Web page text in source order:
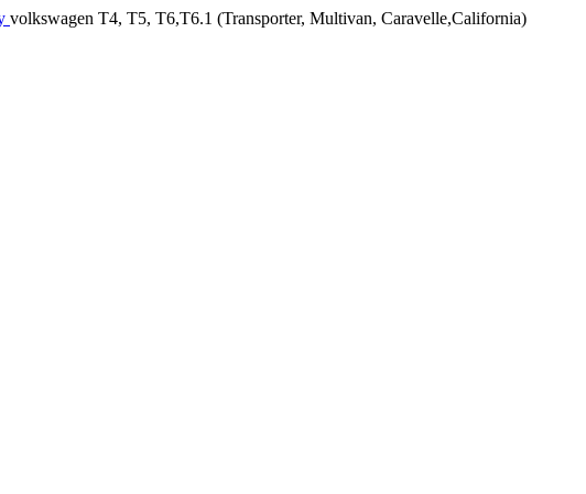
volkswagen T4, T5, T6,Т6.1 (Transporter, Multivan, Caravelle,California)